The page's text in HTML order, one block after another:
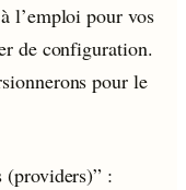
l’emploi pour vos
de configuration.
pour le
(providers)” :